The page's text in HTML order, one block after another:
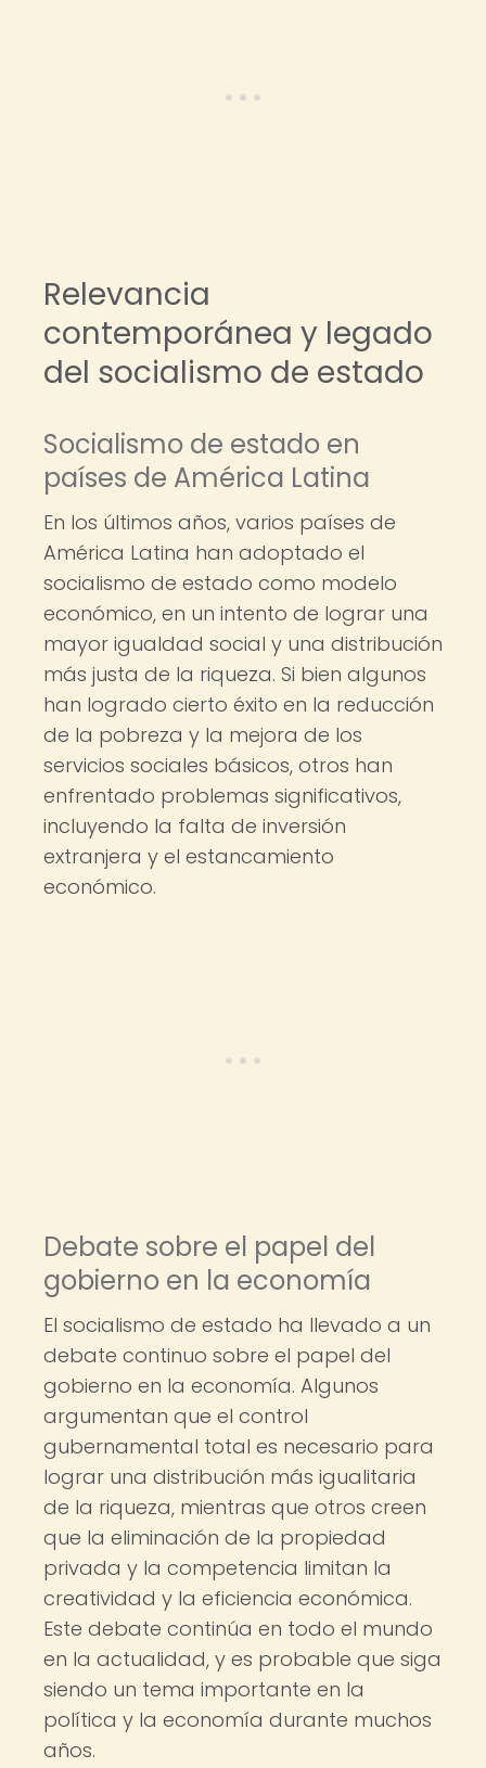
Relevancia
contemporánea y legado
del socialismo de estado
Socialismo de estado en
países de América Latina
En los últimos años, varios países de
América Latina han adoptado el
socialismo de estado como modelo
económico, en un intento de lograr una
mayor igualdad social y una distribución
más justa de la riqueza. Si bien algunos
han logrado cierto éxito en la reducción
de la pobreza y la mejora de los
servicios sociales básicos, otros han
enfrentado problemas significativos,
incluyendo la falta de inversión
extranjera y el estancamiento
económico.
Debate sobre el papel del
gobierno en la economía
El socialismo de estado ha llevado a un
debate continuo sobre el papel del
gobierno en la economía. Algunos
argumentan que el control
gubernamental total es necesario para
lograr una distribución más igualitaria
de la riqueza, mientras que otros creen
que la eliminación de la propiedad
privada y la competencia limitan la
creatividad y la eficiencia económica.
Este debate continúa en todo el mundo
en la actualidad, y es probable que siga
siendo un tema importante en la
política y la economía durante muchos
años.